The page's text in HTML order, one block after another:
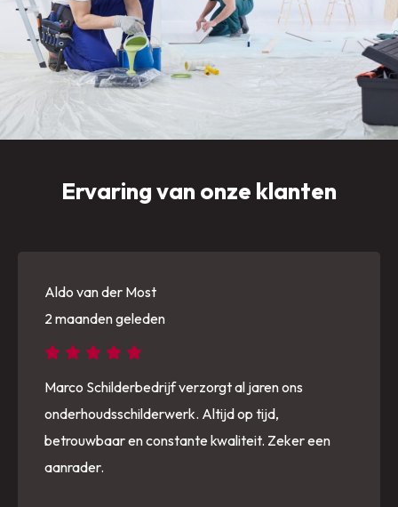
Ervaring van onze klanten
Aldo van der Most
2 maanden geleden
Marco Schilderbedrijf verzorgt al jaren ons
onderhoudsschilderwerk. Altijd op tijd,
betrouwbaar en constante kwaliteit. Zeker een
aanrader.